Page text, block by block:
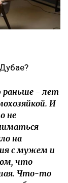
раньше - лет
И
не
на
с мужем и
что
Что-то